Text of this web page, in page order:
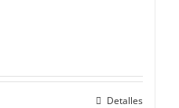
Detalles